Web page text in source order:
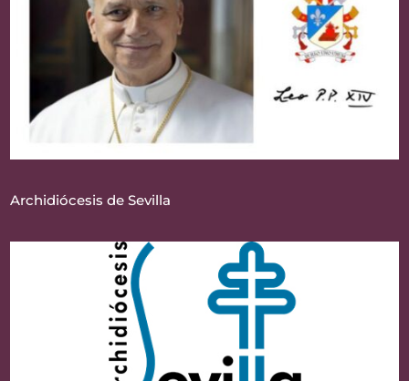
Archidiócesis de Sevilla